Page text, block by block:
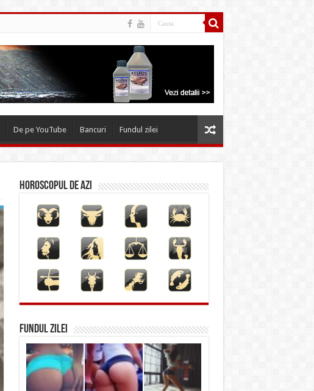
De pe YouTube Bancuri Fundul zilei
Horoscopul de azi
FUNDUL ZILEI